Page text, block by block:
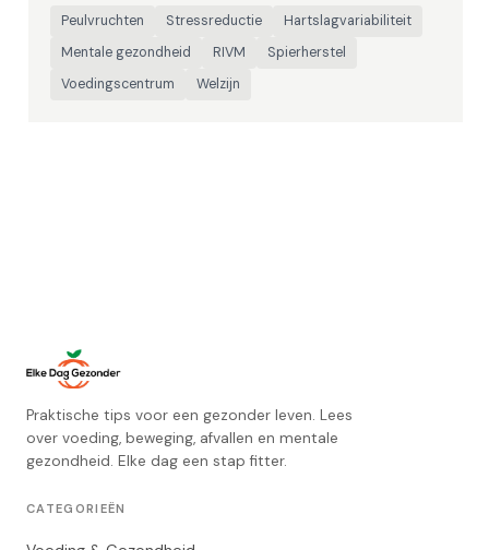
Peulvruchten Stressreductie
Hartslagvariabiliteit
Mentale gezondheid
RIVM
Spierherstel
Voedingscentrum
Welzijn
Praktische tips voor een gezonder leven. Lees
over voeding, beweging, afvallen en mentale
gezondheid. Elke dag een stap fitter.
CATEGORIEËN